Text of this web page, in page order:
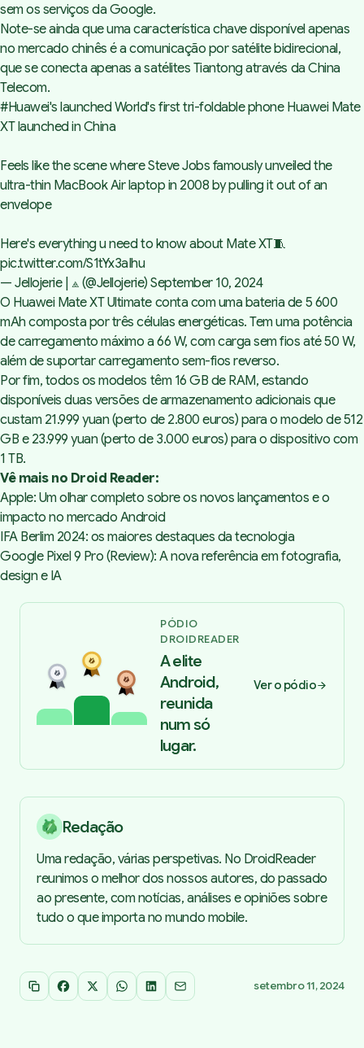
sem os serviços da Google.
Note-se ainda que uma característica chave disponível apenas
no mercado chinês é a comunicação por satélite bidirecional,
que se conecta apenas a satélites Tiantong através da China
Telecom.
#Huawei's launched World's first tri-foldable phone Huawei Mate
XT launched in China
Feels like the scene where Steve Jobs famously unveiled the
ultra-thin MacBook Air laptop in 2008 by pulling it out of an
envelope
Here's everything u need to know about Mate XT🧵
pic.twitter.com/S1tYx3aIhu
— Jellojerie | ⟁ (@Jellojerie)September 10, 2024
O Huawei Mate XT Ultimate conta com uma bateria de 5 600
mAh composta por três células energéticas. Tem uma potência
de carregamento máximo a 66 W, com carga sem fios até 50 W,
além de suportar carregamento sem-fios reverso.
Por fim, todos os modelos têm 16 GB de RAM, estando
disponíveis duas versões de armazenamento adicionais que
custam 21.999 yuan (perto de 2.800 euros) para o modelo de 512
GB e 23.999 yuan (perto de 3.000 euros) para o dispositivo com
1 TB.
Vê mais no Droid Reader:
Apple: Um olhar completo sobre os novos lançamentos e o
impacto no mercado Android
IFA Berlim 2024: os maiores destaques da tecnologia
Google Pixel 9 Pro (Review): A nova referência em fotografia,
design e IA
PÓDIO
DROIDREADER
A elite
Android,
reunida
num só
lugar.
Ver o pódio
Redação
Uma redação, várias perspetivas. No DroidReader
reunimos o melhor dos nossos autores, do passado
ao presente, com notícias, análises e opiniões sobre
tudo o que importa no mundo mobile.
Copiar link
Facebook
X WhatsApp
LinkedInEmail setembro 11, 2024